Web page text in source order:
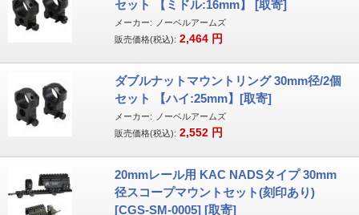
セット 【ミドル:16mm】 [取寄]
メーカー:
ノーベルアームズ
販売価格(税込): 2,464 円
ダブルナットマウントリング 30mm径/2個
セット 【ハイ:25mm】[取寄]
メーカー:
ノーベルアームズ
販売価格(税込): 2,552 円
20mmレール用 KAC NADSタイプ 30mm
径スコープマウントセット(刻印あり)
[CGS-SM-0005] [取寄]